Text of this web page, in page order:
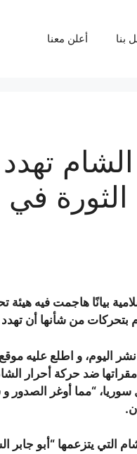
بنا أعلن معنا
في
بيانًا هاجمت فيه هيئة
بتحركات من شأنها أن
اليوم، و اطلع عليه
ضد حركة أحرار
“مما أوغر الصدور
التي يتزعمها “أبو جابر